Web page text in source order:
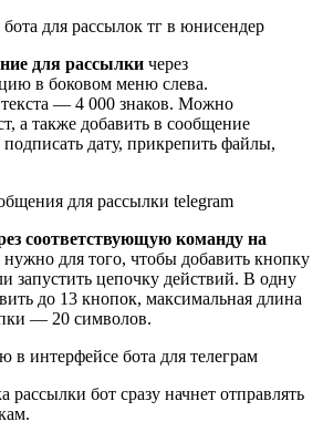
для рассылки через
в боковом меню слева.
— 4 000 знаков. Можно
а также добавить в сообщение
дату, прикрепить файлы,
соответствующую команду на
для того, чтобы добавить кнопку
запустить цепочку действий. В одну
до 13 кнопок, максимальная длина
— 20 символов.
рассылки бот сразу начнет отправлять